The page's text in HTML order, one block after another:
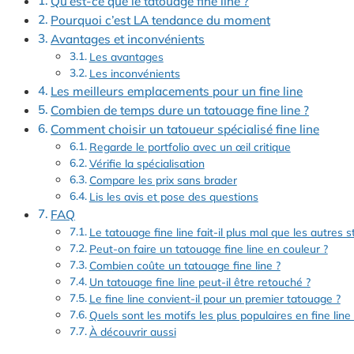
Pourquoi c’est LA tendance du moment
Avantages et inconvénients
Les avantages
Les inconvénients
Les meilleurs emplacements pour un fine line
Combien de temps dure un tatouage fine line ?
Comment choisir un tatoueur spécialisé fine line
Regarde le portfolio avec un œil critique
Vérifie la spécialisation
Compare les prix sans brader
Lis les avis et pose des questions
FAQ
Le tatouage fine line fait-il plus mal que les autres
Peut-on faire un tatouage fine line en couleur ?
Combien coûte un tatouage fine line ?
Un tatouage fine line peut-il être retouché ?
Le fine line convient-il pour un premier tatouage ?
Quels sont les motifs les plus populaires en fine line
À découvrir aussi